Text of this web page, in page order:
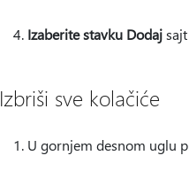
Izaberite stavku Dodaj
Izbriši sve kolačiće
U gornjem desnom uglu